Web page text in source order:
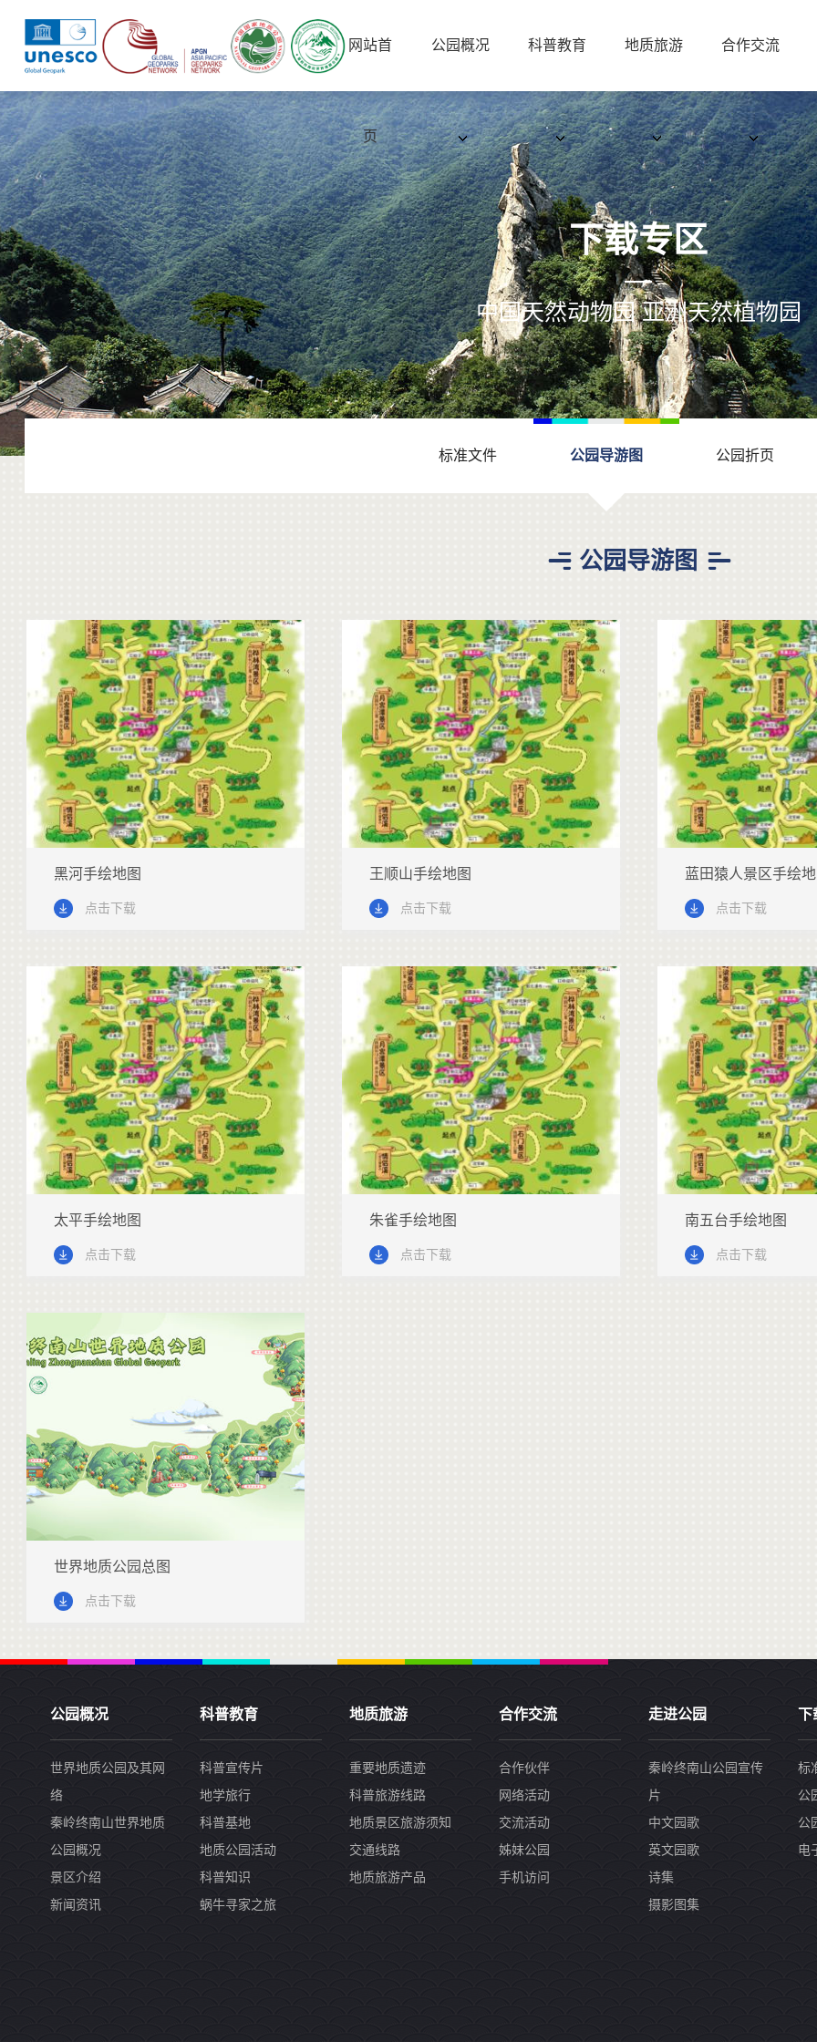
网站首
页
公园概况 科普教育 地质旅游 合作交流
下载专区
中国天然动物园 亚洲天然植物园
标准文件 公园导游图 公园折页
公园导游图
黑河手绘地图
点击下载
王顺山手绘地图
点击下载
蓝田猿人景区手绘
点击下载
太平手绘地图
点击下载
朱雀手绘地图
点击下载
南五台手绘地图
点击下载
世界地质公园总图
点击下载
公园概况
世界地质公园及其网
络
秦岭终南山世界地质
公园概况
景区介绍
新闻资讯
科普教育
科普宣传片
地学旅行
科普基地
地质公园活动
科普知识
蜗牛寻家之旅
地质旅游
重要地质遗迹
科普旅游线路
地质景区旅游须知
交通线路
地质旅游产品
合作交流
合作伙伴
网络活动
交流活动
姊妹公园
手机访问
走进公园
秦岭终南山公园宣传
片
中文园歌
英文园歌
诗集
摄影图集
下
标
公
公
电